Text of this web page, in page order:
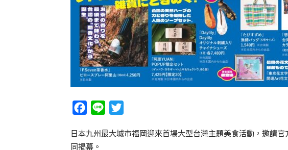
Facebook
Line
日本九州最大城市福岡迎來首場大型台灣主題美食活動，邀請
同揭幕。